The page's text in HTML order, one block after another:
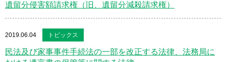
遺留分侵害額請求権（旧、遺留分減殺請求権）
2019.06.04 トピックス
民法及び家事事件手続法の一部を改正する法律、法務局に